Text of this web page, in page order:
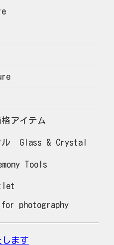
アイテム
ル Glass & Crystal
Tools
photography
ます